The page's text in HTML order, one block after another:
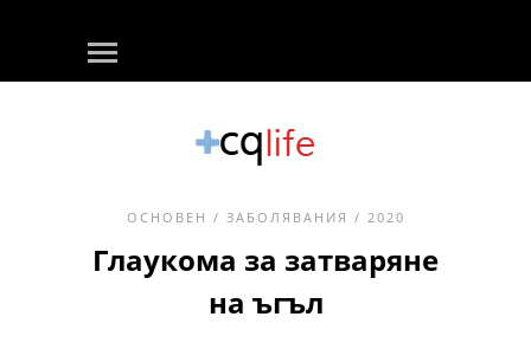
ОСНОВЕН / ЗАБОЛЯВАНИЯ / 2020
Глаукома за затваряне
на ъгъл